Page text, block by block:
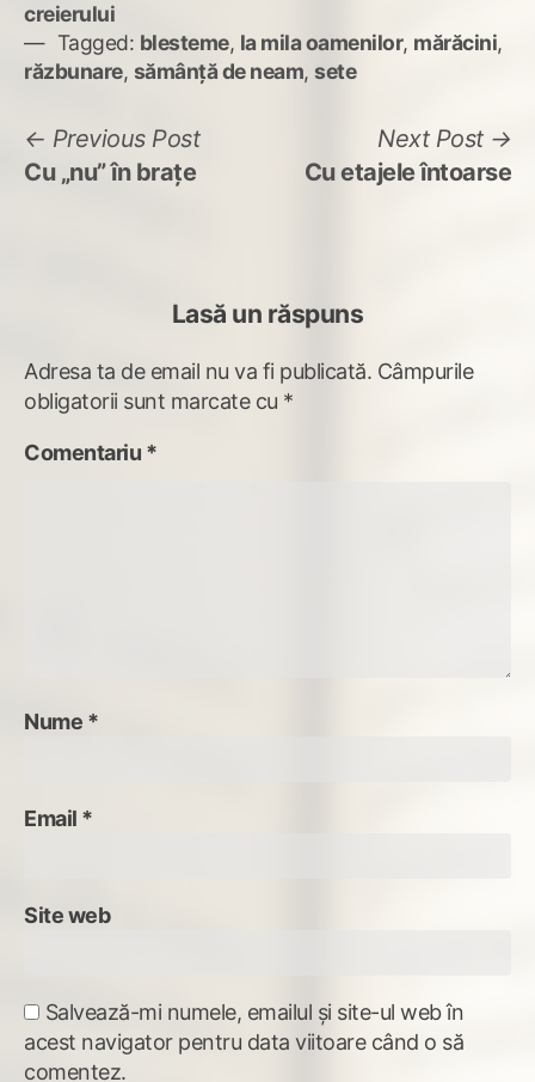
creierului
Tagged: blesteme, la mila oamenilor, mărăcini,
răzbunare, sămânţă de neam, sete
Navigare
în
Previous PostPrevious
Cu „nu” în braţe
Next Post
Cu etajele întoarse
Lasă un răspuns
Adresa ta de email nu va fi publicată. Câmpurile
obligatorii sunt marcate cu *
Comentariu *
Nume *
Email *
Site web
Salvează-mi numele, emailul și site-ul web în
acest navigator pentru data viitoare când o să
comentez.